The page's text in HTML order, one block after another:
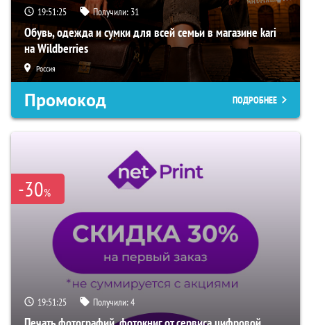
19:51:24 Получили: 31
Обувь, одежда и сумки для всей семьи в магазине kari
на Wildberries
Россия
Промокод ПОДРОБНЕЕ
-30%
19:51:24 Получили:4